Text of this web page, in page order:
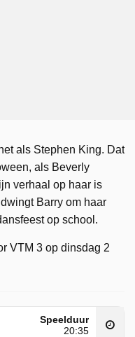
als Stephen King. Dat
als Beverly
verhaal op haar is
Barry om haar
op school.
VTM 3 op dinsdag 2
Speelduur
20:35